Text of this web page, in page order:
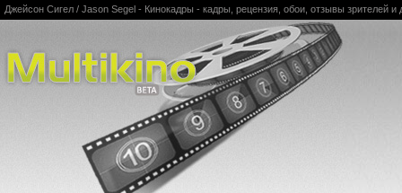
Multikino
Джейсон Сигел / Jason Segel - Кинокадры - кадры, рецензия, обои, отзывы зрителей и